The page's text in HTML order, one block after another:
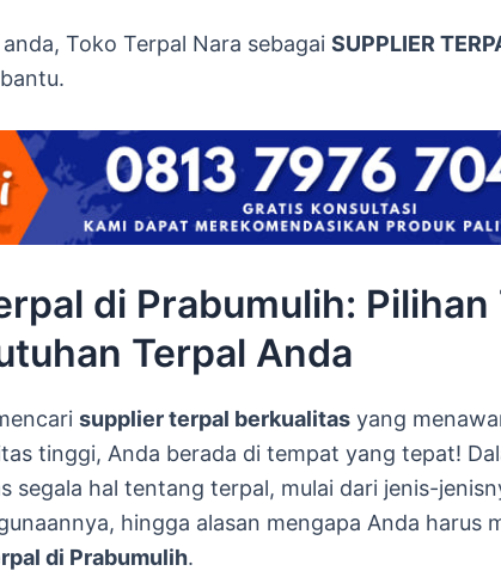
Toko Terpal Nara sebagai SUPPLIER
di Prabumulih: Pilihan
Terpal Anda
supplier terpal berkualitas yang
tinggi, Anda berada di tempat yang tepat!
segala hal tentang terpal, mulai dari jenis-
hingga alasan mengapa Anda harus
di Prabumulih.